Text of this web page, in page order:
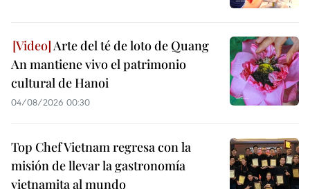
Arte del té de loto de Quang
An mantiene vivo el patrimonio
cultural de Hanoi
04/08/2026 00:30
Top Chef Vietnam regresa con la
misión de llevar la gastronomía
vietnamita al mundo